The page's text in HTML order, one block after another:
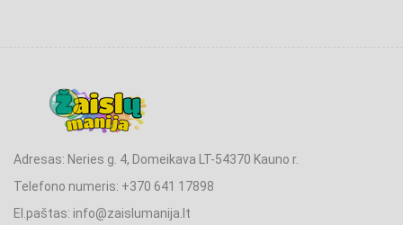
Adresas: Neries g. 4, Domeikava LT-54370 Kauno r.
Telefono numeris: +370 641 17898
El.paštas: info@zaislumanija.lt